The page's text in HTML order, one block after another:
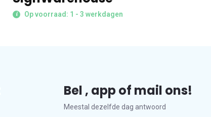
Op voorraad: 1 - 3 werkdagen
Bel , app of mail ons!
Meestal dezelfde dag antwoord